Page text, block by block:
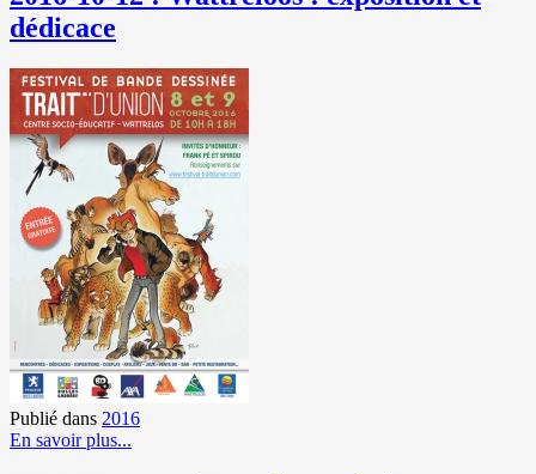
dédicace
Publié dans 2016
En savoir plus...